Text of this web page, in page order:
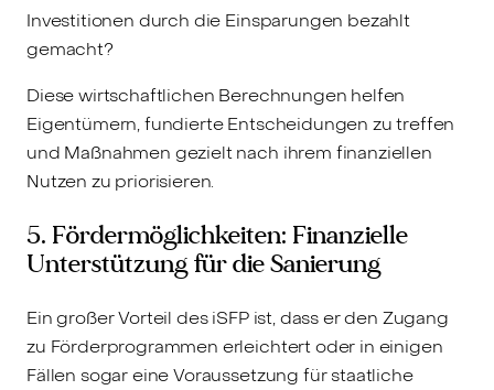
Investitionen durch die Einsparungen bezahlt
gemacht?
Diese wirtschaftlichen Berechnungen helfen
Eigentümern, fundierte Entscheidungen zu treffen
und Maßnahmen gezielt nach ihrem finanziellen
Nutzen zu priorisieren.
5. Fördermöglichkeiten: Finanzielle
Unterstützung für die Sanierung
Ein großer Vorteil des iSFP ist, dass er den Zugang
zu Förderprogrammen erleichtert oder in einigen
Fällen sogar eine Voraussetzung für staatliche